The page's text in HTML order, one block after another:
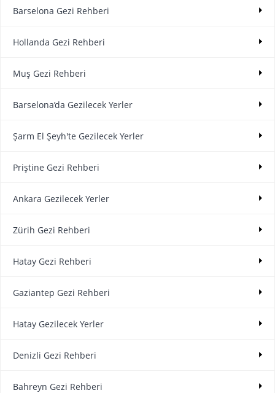
Barselona Gezi Rehberi
Hollanda Gezi Rehberi
Muş Gezi Rehberi
Barselona’da Gezilecek Yerler
Şarm El Şeyh'te Gezilecek Yerler
Priştine Gezi Rehberi
Ankara Gezilecek Yerler
Zürih Gezi Rehberi
Hatay Gezi Rehberi
Gaziantep Gezi Rehberi
Hatay Gezilecek Yerler
Denizli Gezi Rehberi
Bahreyn Gezi Rehberi